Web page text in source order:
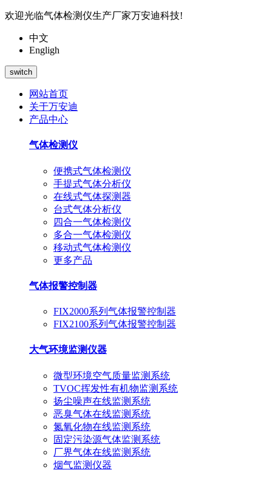
欢迎光临气体检测仪生产厂家万安迪科技!
中文
Engligh
switch
网站首页
关于万安迪
产品中心
气体检测仪
便携式气体检测仪
手提式气体分析仪
在线式气体探测器
台式气体分析仪
四合一气体检测仪
多合一气体检测仪
移动式气体检测仪
更多产品
气体报警控制器
FIX2000系列气体报警控制器
FIX2100系列气体报警控制器
大气环境监测仪器
微型环境空气质量监测系统
TVOC挥发性有机物监测系统
扬尘噪声在线监测系统
恶臭气体在线监测系统
氮氧化物在线监测系统
固定污染源气体监测系统
厂界气体在线监测系统
烟气监测仪器